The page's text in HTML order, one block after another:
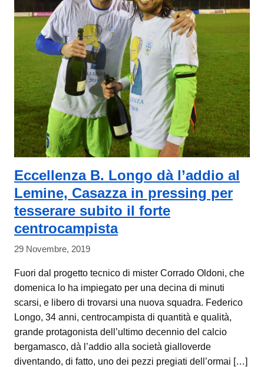
Eccellenza B. Longo dà l’addio al
Lemine, Casazza in pressing per
tesserare subito il forte
centrocampista
29 Novembre, 2019
Fuori dal progetto tecnico di mister Corrado Oldoni, che
domenica lo ha impiegato per una decina di minuti
scarsi, e libero di trovarsi una nuova squadra. Federico
Longo, 34 anni, centrocampista di quantità e qualità,
grande protagonista dell’ultimo decennio del calcio
bergamasco, dà l’addio alla società gialloverde
diventando, di fatto, uno dei pezzi pregiati dell’ormai […]